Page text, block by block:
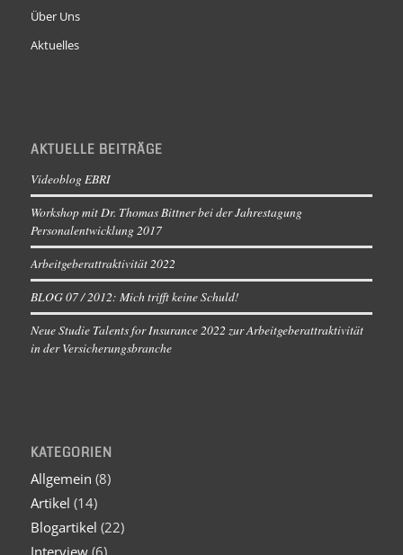
Über Uns
Aktuelles
AKTUELLE BEITRÄGE
Videoblog EBRI
Workshop mit Dr. Thomas Bittner bei der Jahrestagung
Personalentwicklung 2017
Arbeitgeberattraktivität 2022
BLOG 07 / 2012: Mich trifft keine Schuld!
Neue Studie Talents for Insurance 2022 zur Arbeitgeberattraktivität
in der Versicherungsbranche
KATEGORIEN
Allgemein (8)
Artikel (14)
Blogartikel (22)
Interview(6)